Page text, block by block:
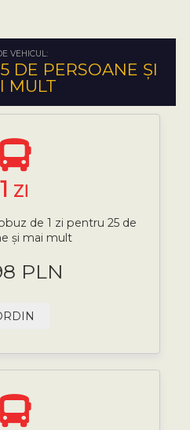
VEHICUL:
DE PERSOANE ȘI
MULT
1 ZI
de 1 zi pentru 25 de
și mai mult
PLN